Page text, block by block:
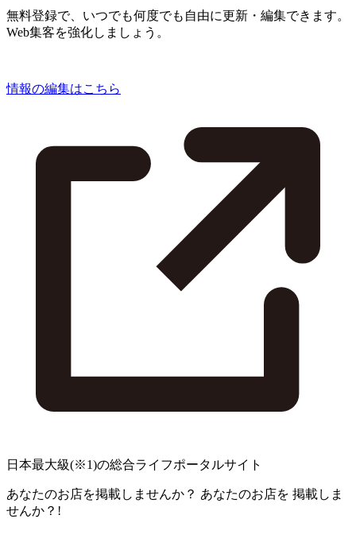
無料登録で、いつでも何度でも自由に更新・編集できます。
Web集客を強化しましょう。
情報の編集はこちら
日本最大級(※1)の総合ライフポータルサイト
あなたのお店を掲載しませんか？ あなたのお店を 掲載しま
せんか？!